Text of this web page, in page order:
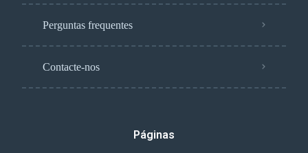
Perguntas frequentes
Contacte-nos
Páginas